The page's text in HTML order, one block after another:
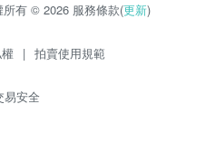
有 © 2026 服務條款(更新)
| 拍賣使用規範
易安全